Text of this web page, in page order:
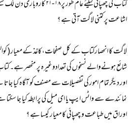
کتاب کی چھپائی کیلئے عام طور پر ۱۸-۲۱ کاروباری دن لگ سکتے ہیں ۔
اشاعت پر کتنی لاگت آتی ہے ؟
لاگت کا انحصارکتاب کے کل صفحات،کاغذ کے معیار (
شائع ہونےوالے نسخوں کی تعدادوغیرہ پر منحصر ہے۔
اور دیگرتمام امور کی تفصیلات سے مصنف کو آگاہ کیا
نمائندے سے واٹس ایپ یا ای میل کی پرابطہ کیا جا
اوراق میں طباعت و چھپائی کا معیار کیسا ہے ؟